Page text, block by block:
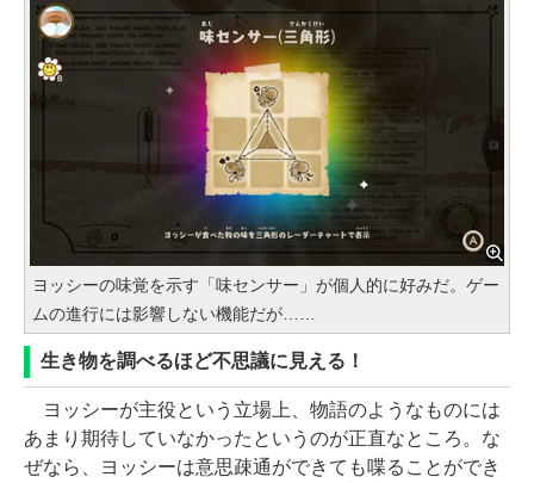
ヨッシーの味覚を示す「味センサー」が個人的に好みだ。ゲー
ムの進行には影響しない機能だが……
生き物を調べるほど不思議に見える！
ヨッシーが主役という立場上、物語のようなものには
あまり期待していなかったというのが正直なところ。な
ぜなら、ヨッシーは意思疎通ができても喋ることができ